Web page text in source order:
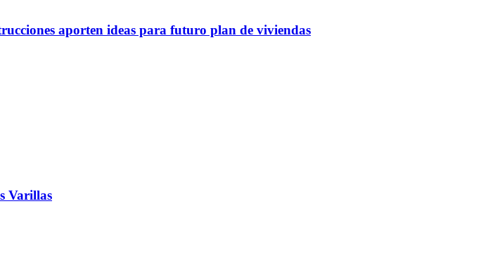
aporten ideas para futuro plan de viviendas
Varillas